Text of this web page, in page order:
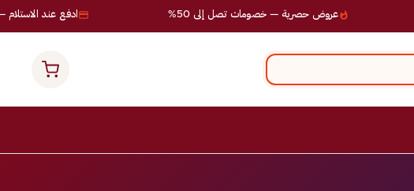
ادفع عند الاستلام — عروض حصرية — خصومات تصل إلى 50%